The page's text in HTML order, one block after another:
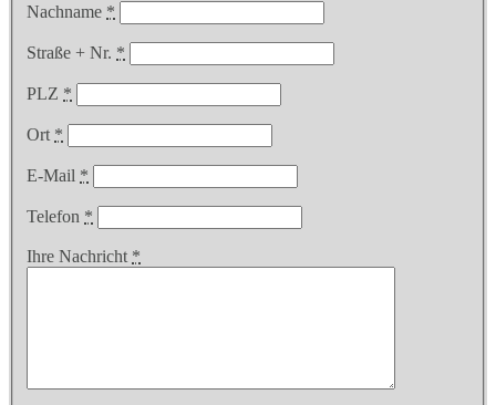
Nachname *
Straße + Nr. *
PLZ *
Ort *
E-Mail *
Telefon *
Ihre Nachricht *